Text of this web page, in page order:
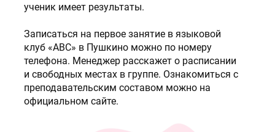
ученик имеет результаты.
Записаться на первое занятие в языковой
клуб «ABC» в Пушкино можно по номеру
телефона. Менеджер расскажет о расписании
и свободных местах в группе. Ознакомиться с
преподавательским составом можно на
официальном сайте.